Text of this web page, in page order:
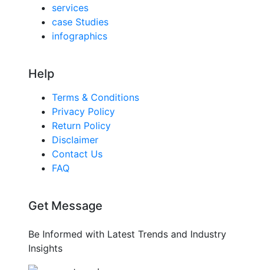
services
case Studies
infographics
Help
Terms & Conditions
Privacy Policy
Return Policy
Disclaimer
Contact Us
FAQ
Get Message
Be Informed with Latest Trends and Industry
Insights